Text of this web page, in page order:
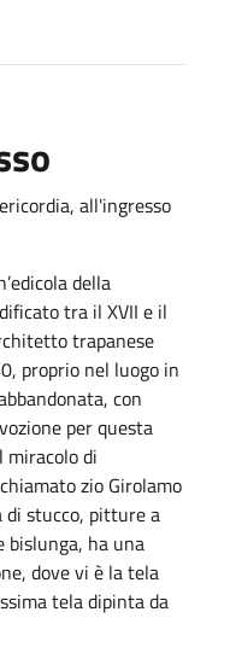
all'ingresso
della
tra il XVII e il
trapanese
proprio nel luogo in
con
per questa
miracolo di
zio Girolamo
di stucco, pitture a
bislunga, ha una
dove vi è la tela
tela dipinta da